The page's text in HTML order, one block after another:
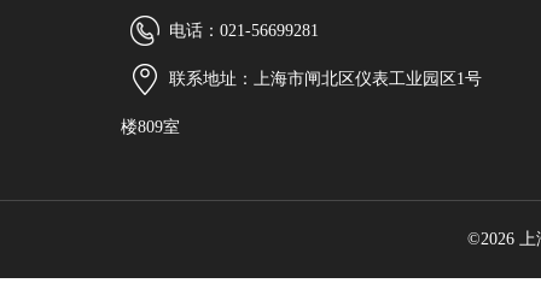
电话：021-56699281
联系地址：上海市闸北区仪表工业园区1号
楼809室
©2026